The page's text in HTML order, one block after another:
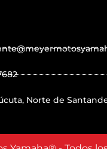
a
k
Norte de